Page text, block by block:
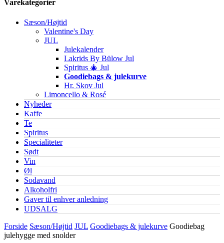
Varekategorier
Sæson/Højtid
Valentine's Day
JUL
Julekalender
Lakrids By Bülow Jul
Spiritus 🎄 Jul
Goodiebags & julekurve
Hr. Skov Jul
Limoncello & Rosé
Nyheder
Kaffe
Te
Spiritus
Specialiteter
Sødt
Vin
Øl
Sodavand
Alkoholfri
Gaver til enhver anledning
UDSALG
Forside Sæson/Højtid JUL Goodiebags & julekurve Goodiebag
julehygge med snolder